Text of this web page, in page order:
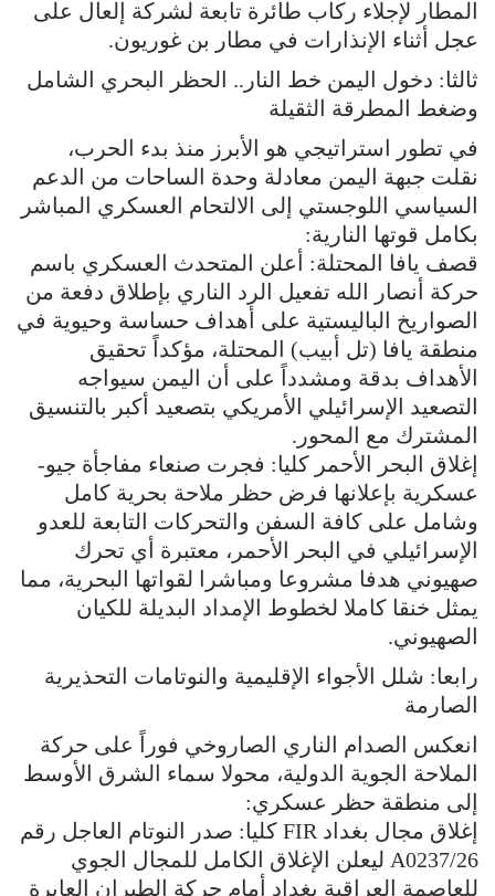
المطار لإجلاء ركاب طائرة تابعة لشركة إلعال على
عجل أثناء الإنذارات في مطار بن غوريون.
ثالثا: دخول اليمن خط النار.. الحظر البحري الشامل
وضغط المطرقة الثقيلة
في تطور استراتيجي هو الأبرز منذ بدء الحرب،
نقلت جبهة اليمن معادلة وحدة الساحات من الدعم
السياسي اللوجستي إلى الالتحام العسكري المباشر
بكامل قوتها النارية:
قصف يافا المحتلة: أعلن المتحدث العسكري باسم
حركة أنصار الله تفعيل الرد الناري بإطلاق دفعة من
الصواريخ الباليستية على أهداف حساسة وحيوية في
منطقة يافا (تل أبيب) المحتلة، مؤكداً تحقيق
الأهداف بدقة ومشدداً على أن اليمن سيواجه
التصعيد الإسرائيلي الأمريكي بتصعيد أكبر بالتنسيق
المشترك مع المحور.
إغلاق البحر الأحمر كليا: فجرت صنعاء مفاجأة جيو-
عسكرية بإعلانها فرض حظر ملاحة بحرية كامل
وشامل على كافة السفن والتحركات التابعة للعدو
الإسرائيلي في البحر الأحمر، معتبرة أي تحرك
صهيوني هدفا مشروعا ومباشرا لقواتها البحرية، مما
يمثل خنقا كاملا لخطوط الإمداد البديلة للكيان
الصهيوني.
رابعا: شلل الأجواء الإقليمية والنوتامات التحذيرية
الصارمة
انعكس الصدام الناري الصاروخي فوراً على حركة
الملاحة الجوية الدولية، محولا سماء الشرق الأوسط
إلى منطقة حظر عسكري:
إغلاق مجال بغداد FIR كليا: صدر النوتام العاجل رقم
A0237/26 ليعلن الإغلاق الكامل للمجال الجوي
للعاصمة العراقية بغداد أمام حركة الطيران العابرة